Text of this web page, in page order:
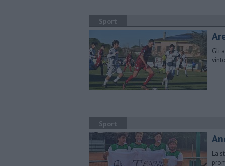
Sport
Gli
Sport
La